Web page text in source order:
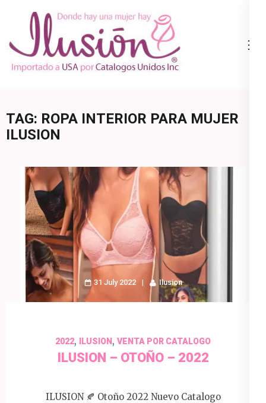
content
(Press
Ropa Interior
800.825.9452
TAG: ROPA INTERIOR PARA MUJER
ILUSION
31 July 2022 Ilusion
2022, ILUSION , VENTA POR CATALOGO
ILUSION – OTOÑO – 2022
ILUSION 🍂 Otoño 2022 Nuevo Catalogo